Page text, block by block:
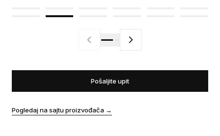
Pošaljite upit
Pogledaj na sajtu proizvođača →